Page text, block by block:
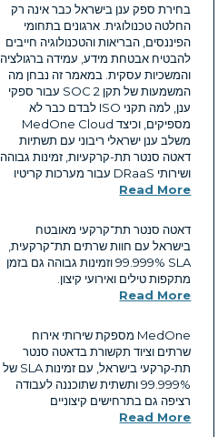
בחירת ספק ענן בישראל כבר אינה רק
החלטה טכנולוגית. ארגונים בתחומי
הפיננסים, הבריאות והטכנולוגיה חייבים
להבטיח אבטחת מידע, עמידה ברגולציה
והמשכיות עסקית. במאמר זה נבחן מה
המשמעות של תקן SOC 2 עבור ספקי
ענן, למה תקני ISO לבדם כבר לא
מספיקים, וכיצד MedOne Cloud
משלב ענן ישראלי ריבוני עם תשתיות
דאטה סנטר תת-קרקעיות, זמינות גבוהה
ושירותי DRaaS עבור מערכות קריטיו
Read More
דאטה סנטר תת־קרקעי מאובטח
בישראל עם חוות שרתים תת־קרקעית,
SLA ‏99.999% וזמינות גבוהה גם בזמן
מתקפות טילים ואירועי קיצון.
Read More
MedOne מספקת שירותי אירוח
שרתים וציוד תקשורת בדאטה סנטר
תת‑קרקעי בישראל, עם זמינות SLA של
99.999% ותשתית שתוכננה לעבודה
רציפה גם בתרחישים קיצוניים
Read More